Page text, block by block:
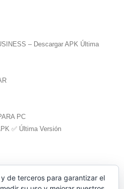
– Descargar APK Última
PC
✅️ Última Versión
APK ✅️ Última Versión
de terceros para garantizar el